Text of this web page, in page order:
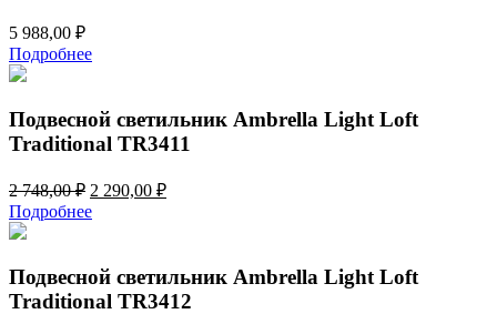
5 988,00 ₽
Подробнее
Подвесной светильник Ambrella Light Loft
Traditional TR3411
2 748,00₽ Первоначальная
цена
составляла
748,00 ₽.
2 290,00 ₽Текущая
Подробнее
Подвесной светильник Ambrella Light Loft
Traditional TR3412